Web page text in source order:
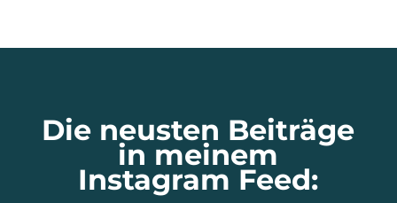
Die neusten Beiträge
in meinem
Instagram Feed: